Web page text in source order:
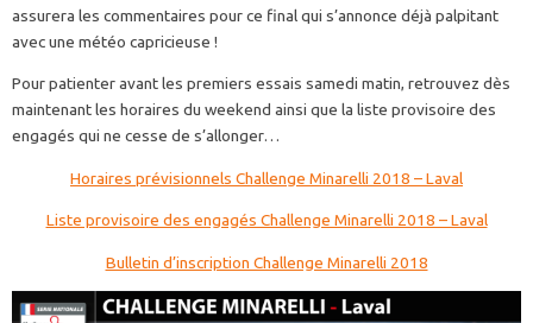
assurera les commentaires pour ce final qui s’annonce déjà palpitant
avec une météo capricieuse !
Pour patienter avant les premiers essais samedi matin, retrouvez dès
maintenant les horaires du weekend ainsi que la liste provisoire des
engagés qui ne cesse de s’allonger…
Horaires prévisionnels Challenge Minarelli 2018 – Laval
Liste provisoire des engagés Challenge Minarelli 2018 – Laval
Bulletin d’inscription Challenge Minarelli 2018